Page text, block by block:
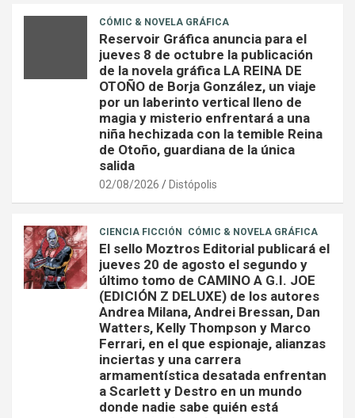
CÓMIC & NOVELA GRÁFICA
Reservoir Gráfica anuncia para el
jueves 8 de octubre la publicación
de la novela gráfica LA REINA DE
OTOÑO de Borja González, un viaje
por un laberinto vertical lleno de
magia y misterio enfrentará a una
niña hechizada con la temible Reina
de Otoño, guardiana de la única
salida
02/08/2026 Distópolis
CIENCIA FICCIÓN CÓMIC & NOVELA GRÁFICA
El sello Moztros Editorial publicará el
jueves 20 de agosto el segundo y
último tomo de CAMINO A G.I. JOE
(EDICIÓN Z DELUXE) de los autores
Andrea Milana, Andrei Bressan, Dan
Watters, Kelly Thompson y Marco
Ferrari, en el que espionaje, alianzas
inciertas y una carrera
armamentística desatada enfrentan
a Scarlett y Destro en un mundo
donde nadie sabe quién está